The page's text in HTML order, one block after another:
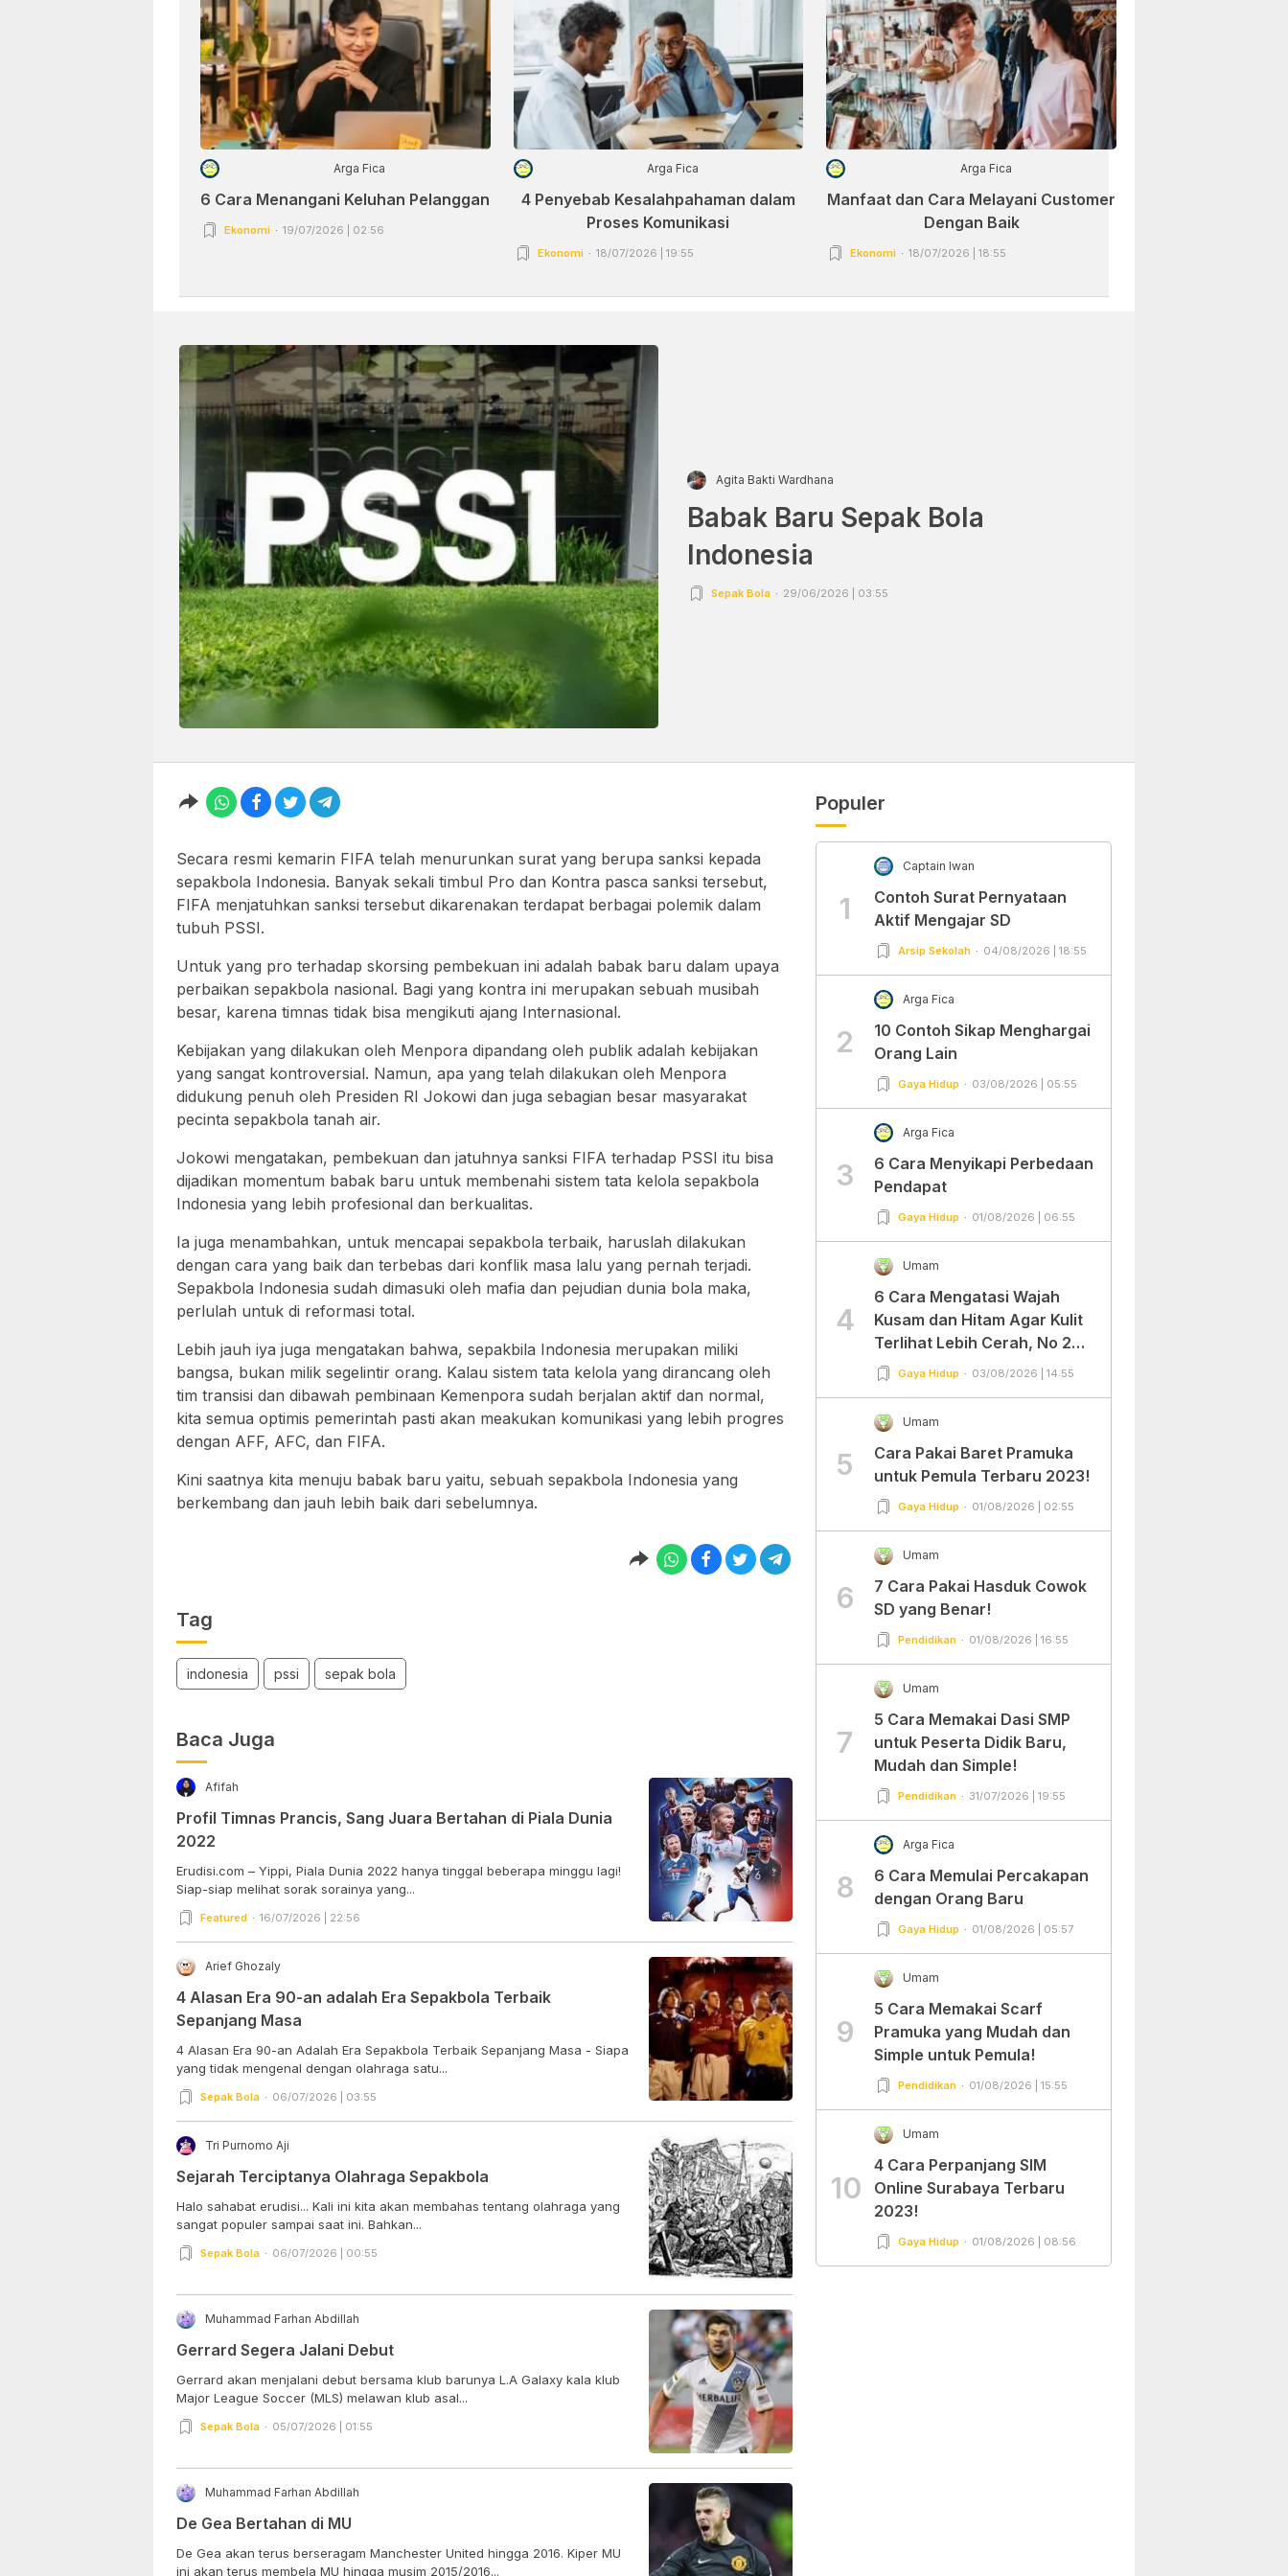
Arga Fica
6 Cara Menangani Keluhan Pelanggan
Ekonomi 19/07/2026 | 02:56
Arga Fica
4 Penyebab Kesalahpahaman dalam
Proses Komunikasi
Ekonomi 18/07/2026 | 19:55
Arga Fica
Manfaat dan Cara Melayani Customer
Dengan Baik
Ekonomi 18/07/2026 | 18:55
Agita Bakti Wardhana
Babak Baru Sepak Bola
Indonesia
Sepak Bola 29/06/2026 | 03:55
Secara resmi kemarin FIFA telah menurunkan surat yang berupa sanksi kepada
sepakbola Indonesia. Banyak sekali timbul Pro dan Kontra pasca sanksi tersebut,
FIFA menjatuhkan sanksi tersebut dikarenakan terdapat berbagai polemik dalam
tubuh PSSI.
Untuk yang pro terhadap skorsing pembekuan ini adalah babak baru dalam upaya
perbaikan sepakbola nasional. Bagi yang kontra ini merupakan sebuah musibah
besar, karena timnas tidak bisa mengikuti ajang Internasional.
Kebijakan yang dilakukan oleh Menpora dipandang oleh publik adalah kebijakan
yang sangat kontroversial. Namun, apa yang telah dilakukan oleh Menpora
didukung penuh oleh Presiden RI Jokowi dan juga sebagian besar masyarakat
pecinta sepakbola tanah air.
Jokowi mengatakan, pembekuan dan jatuhnya sanksi FIFA terhadap PSSI itu bisa
dijadikan momentum babak baru untuk membenahi sistem tata kelola sepakbola
Indonesia yang lebih profesional dan berkualitas.
Ia juga menambahkan, untuk mencapai sepakbola terbaik, haruslah dilakukan
dengan cara yang baik dan terbebas dari konflik masa lalu yang pernah terjadi.
Sepakbola Indonesia sudah dimasuki oleh mafia dan pejudian dunia bola maka,
perlulah untuk di reformasi total.
Lebih jauh iya juga mengatakan bahwa, sepakbila Indonesia merupakan miliki
bangsa, bukan milik segelintir orang. Kalau sistem tata kelola yang dirancang oleh
tim transisi dan dibawah pembinaan Kemenpora sudah berjalan aktif dan normal,
kita semua optimis pemerintah pasti akan meakukan komunikasi yang lebih progres
dengan AFF, AFC, dan FIFA.
Kini saatnya kita menuju babak baru yaitu, sebuah sepakbola Indonesia yang
berkembang dan jauh lebih baik dari sebelumnya.
Tag
indonesia pssi sepak bola
Baca Juga
Afifah
Profil Timnas Prancis, Sang Juara Bertahan di Piala Dunia
2022
Erudisi.com – Yippi, Piala Dunia 2022 hanya tinggal beberapa minggu lagi!
Siap-siap melihat sorak sorainya yang...
Featured 16/07/2026 | 22:56
Arief Ghozaly
4 Alasan Era 90-an adalah Era Sepakbola Terbaik
Sepanjang Masa
4 Alasan Era 90-an Adalah Era Sepakbola Terbaik Sepanjang Masa - Siapa
yang tidak mengenal dengan olahraga satu...
Sepak Bola 06/07/2026 | 03:55
Tri Purnomo Aji
Sejarah Terciptanya Olahraga Sepakbola
Halo sahabat erudisi... Kali ini kita akan membahas tentang olahraga yang
sangat populer sampai saat ini. Bahkan...
Sepak Bola 06/07/2026 | 00:55
Muhammad Farhan Abdillah
Gerrard Segera Jalani Debut
Gerrard akan menjalani debut bersama klub barunya L.A Galaxy kala klub
Major League Soccer (MLS) melawan klub asal...
Sepak Bola 05/07/2026 | 01:55
Muhammad Farhan Abdillah
De Gea Bertahan di MU
De Gea akan terus berseragam Manchester United hingga 2016. Kiper MU
ini akan terus membela MU hingga musim 2015/2016...
Populer
1
Captain Iwan
Contoh Surat Pernyataan
Aktif Mengajar SD
Arsip Sekolah 04/08/2026 | 18:55
2
Arga Fica
10 Contoh Sikap Menghargai
Orang Lain
Gaya Hidup 03/08/2026 | 05:55
3
Arga Fica
6 Cara Menyikapi Perbedaan
Pendapat
Gaya Hidup 01/08/2026 | 06:55
4
Umam
6 Cara Mengatasi Wajah
Kusam dan Hitam Agar Kulit
Terlihat Lebih Cerah, No 2
Gampang Banget dan Mudah
Gaya Hidup 03/08/2026 | 14:55
5
Umam
Cara Pakai Baret Pramuka
untuk Pemula Terbaru 2023!
Gaya Hidup 01/08/2026 | 02:55
6
Umam
7 Cara Pakai Hasduk Cowok
SD yang Benar!
Pendidikan 01/08/2026 | 16:55
7
Umam
5 Cara Memakai Dasi SMP
untuk Peserta Didik Baru,
Mudah dan Simple!
Pendidikan 31/07/2026 | 19:55
8
Arga Fica
6 Cara Memulai Percakapan
dengan Orang Baru
Gaya Hidup 01/08/2026 | 05:57
9
Umam
5 Cara Memakai Scarf
Pramuka yang Mudah dan
Simple untuk Pemula!
Pendidikan 01/08/2026 | 15:55
10
Umam
4 Cara Perpanjang SIM
Online Surabaya Terbaru
2023!
Gaya Hidup 01/08/2026 | 08:56